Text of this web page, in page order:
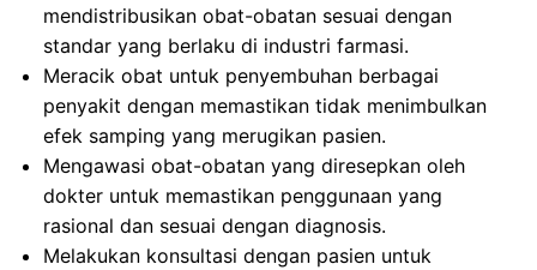
mendistribusikan obat-obatan sesuai dengan
standar yang berlaku di industri farmasi.
Meracik obat untuk penyembuhan berbagai
penyakit dengan memastikan tidak menimbulkan
efek samping yang merugikan pasien.
Mengawasi obat-obatan yang diresepkan oleh
dokter untuk memastikan penggunaan yang
rasional dan sesuai dengan diagnosis.
Melakukan konsultasi dengan pasien untuk